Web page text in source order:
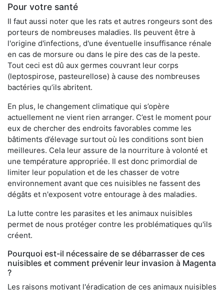
Pour votre santé
Il faut aussi noter que les rats et autres rongeurs sont des
porteurs de nombreuses maladies. Ils peuvent être à
l'origine d'infections, d'une éventuelle insuffisance rénale
en cas de morsure ou dans le pire des cas de la peste.
Tout ceci est dû aux germes couvrant leur corps
(leptospirose, pasteurellose) à cause des nombreuses
bactéries qu’ils abritent.
En plus, le changement climatique qui s’opère
actuellement ne vient rien arranger. C’est le moment pour
eux de chercher des endroits favorables comme les
bâtiments d’élevage surtout où les conditions sont bien
meilleures. Cela leur assure de la nourriture à volonté et
une température appropriée. Il est donc primordial de
limiter leur population et de les chasser de votre
environnement avant que ces nuisibles ne fassent des
dégâts et n'exposent votre entourage à des maladies.
La lutte contre les parasites et les animaux nuisibles
permet de nous protéger contre les problématiques qu'ils
créent.
Pourquoi est-il nécessaire de se débarrasser de ces
nuisibles et comment prévenir leur invasion à Magenta
?
Les raisons motivant l'éradication de ces animaux nuisibles